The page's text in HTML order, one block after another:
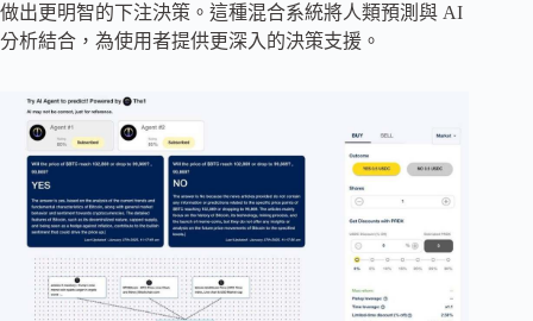
做出更明智的下注決策。這種混合系統將人類預測與 AI
分析結合，為使用者提供更深入的決策支援。